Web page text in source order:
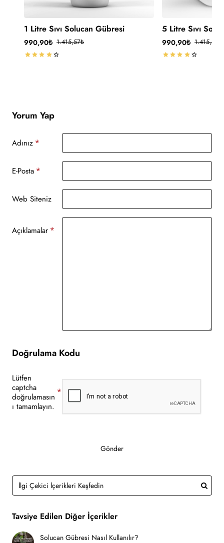
🔥 Çok Satan
-30%
1 Litre Sıvı Solucan Gübresi
990,90₺ 1.415,57₺
-30%
5 Litre Sıvı
990,90₺ 1.415,57₺
Yorum Yap
Adınız
E-Posta
Web Siteniz
Açıklamalar
Doğrulama Kodu
Lütfen
captcha
doğrulamasın
ı tamamlayın.
Gönder
Tavsiye Edilen Diğer İçerikler
Solucan Gübresi Nasıl Kullanılır?